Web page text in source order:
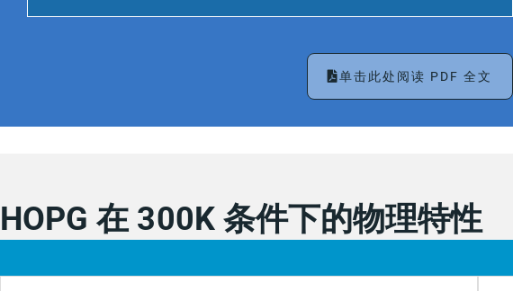
单击此处阅读 PDF 全文
HOPG 在 300K 条件下的物理特性